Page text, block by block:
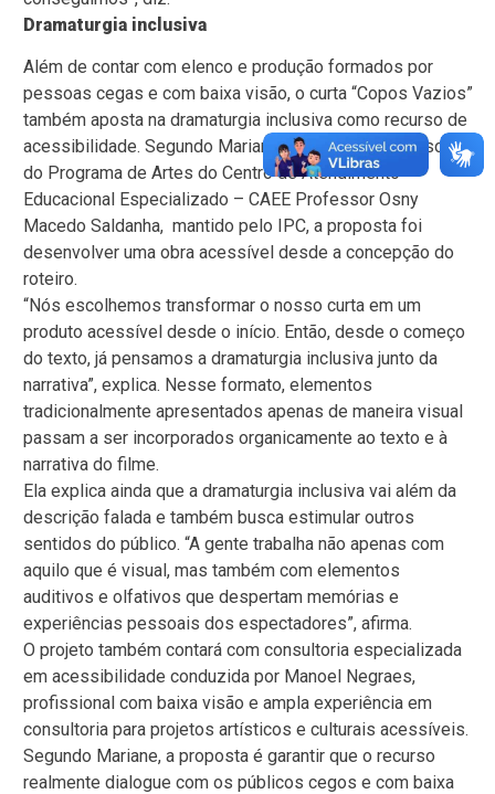
Dramaturgia inclusiva
Além de contar com elenco e produção formados por
pessoas cegas e com baixa visão, o curta “Copos Vazios”
também aposta na dramaturgia inclusiva como recurso de
acessibilidade. Segundo Mariane Laurentino, professora
do Programa de Artes do Centro de Atendimento
Educacional Especializado – CAEE Professor Osny
Macedo Saldanha, mantido pelo IPC, a proposta foi
desenvolver uma obra acessível desde a concepção do
roteiro.
“Nós escolhemos transformar o nosso curta em um
produto acessível desde o início. Então, desde o começo
do texto, já pensamos a dramaturgia inclusiva junto da
narrativa”, explica. Nesse formato, elementos
tradicionalmente apresentados apenas de maneira visual
passam a ser incorporados organicamente ao texto e à
narrativa do filme.
Ela explica ainda que a dramaturgia inclusiva vai além da
descrição falada e também busca estimular outros
sentidos do público. “A gente trabalha não apenas com
aquilo que é visual, mas também com elementos
auditivos e olfativos que despertam memórias e
experiências pessoais dos espectadores”, afirma.
O projeto também contará com consultoria especializada
em acessibilidade conduzida por Manoel Negraes,
profissional com baixa visão e ampla experiência em
consultoria para projetos artísticos e culturais acessíveis.
Segundo Mariane, a proposta é garantir que o recurso
realmente dialogue com os públicos cegos e com baixa